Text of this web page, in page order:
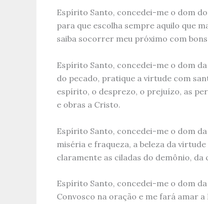
Espírito Santo, concedei-me o dom
para que escolha sempre aquilo que
saiba socorrer meu próximo com
Espírito Santo, concedei-me o dom
do pecado, pratique a virtude com
espírito, o desprezo, o prejuízo, as
e obras a Cristo.
Espírito Santo, concedei-me o dom
miséria e fraqueza, a beleza da
claramente as ciladas do demônio, da
Espírito Santo, concedei-me o dom
Convosco na oração e me fará amar